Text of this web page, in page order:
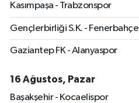
Kasımpaşa - Trabzonspor
Gençlerbirliği S.K. - Fenerbahçe
Gaziantep FK - Alanyaspor
16 Ağustos, Pazar
Başakşehir - Kocaelispor